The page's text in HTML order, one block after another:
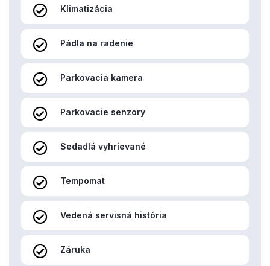
Klimatizácia
Pádla na radenie
Parkovacia kamera
Parkovacie senzory
Sedadlá vyhrievané
Tempomat
Vedená servisná história
Záruka